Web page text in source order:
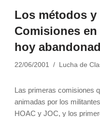
Los métodos
Comisiones
hoy
22/06/2001 Lucha de
Las primeras comisiones
animadas por los
HOAC y JOC, y los